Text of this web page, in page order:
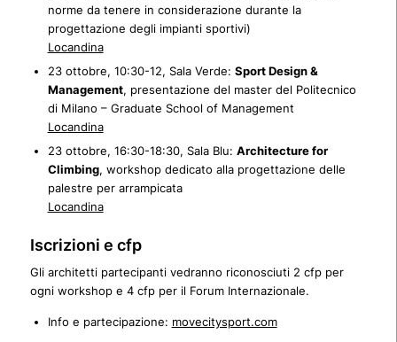
norme da tenere in considerazione durante la
progettazione degli impianti sportivi)
Locandina
23 ottobre, 10:30-12, Sala Verde: Sport Design &
Management, presentazione del master del Politecnico
di Milano – Graduate School of Management
Locandina
23 ottobre, 16:30-18:30, Sala Blu: Architecture for
Climbing, workshop dedicato alla progettazione delle
palestre per arrampicata
Locandina
Iscrizioni e cfp
Gli architetti partecipanti vedranno riconosciuti 2 cfp per
ogni workshop e 4 cfp per il Forum Internazionale.
Info e partecipazione: movecitysport.com